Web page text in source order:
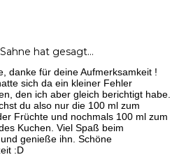
hat gesagt…
danke für deine Aufmerksamkeit !
sich da ein kleiner Fehler
den ich aber gleich berichtigt habe.
du also nur die 100 ml zum
Früchte und nochmals 100 ml zum
Kuchen. Viel Spaß beim
genieße ihn. Schöne
:D